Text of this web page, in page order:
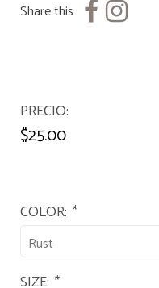
Share this
PRECIO
$25.00
COLOR: *
SIZE: *